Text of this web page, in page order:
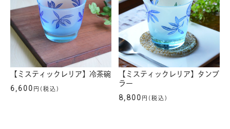
【ミスティックレリア】冷茶碗
6,600 円(税込)
【ミスティックレリア】タンブ
ラー
8,800 円(税込)